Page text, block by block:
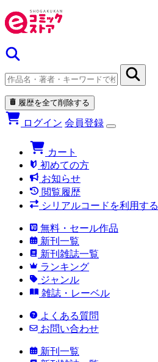
履歴を全て削除する
ログイン 会員登録
カート
初めての方
お知らせ
閲覧履歴
シリアルコードを利用する
無料・セール作品
新刊一覧
新刊雑誌一覧
ランキング
ジャンル
雑誌・レーベル
よくある質問
お問い合わせ
新刊一覧